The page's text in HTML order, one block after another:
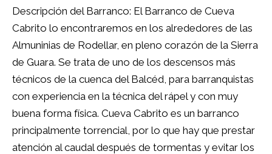
Descripción del Barranco: El Barranco de Cueva
Cabrito lo encontraremos en los alrededores de las
Almuninias de Rodellar, en pleno corazón de la Sierra
de Guara. Se trata de uno de los descensos más
técnicos de la cuenca del Balcéd, para barranquistas
con experiencia en la técnica del rápel y con muy
buena forma física. Cueva Cabrito es un barranco
principalmente torrencial, por lo que hay que prestar
atención al caudal después de tormentas y evitar los